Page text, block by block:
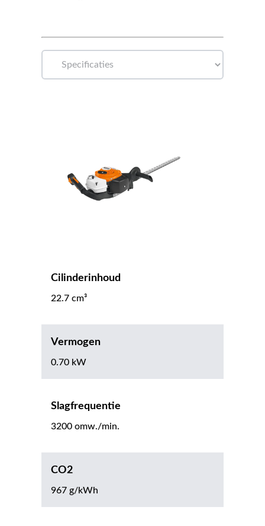
Cilinderinhoud
22.7 cm³
Vermogen
0.70 kW
Slagfrequentie
3200 omw./min.
CO2
967 g/kWh